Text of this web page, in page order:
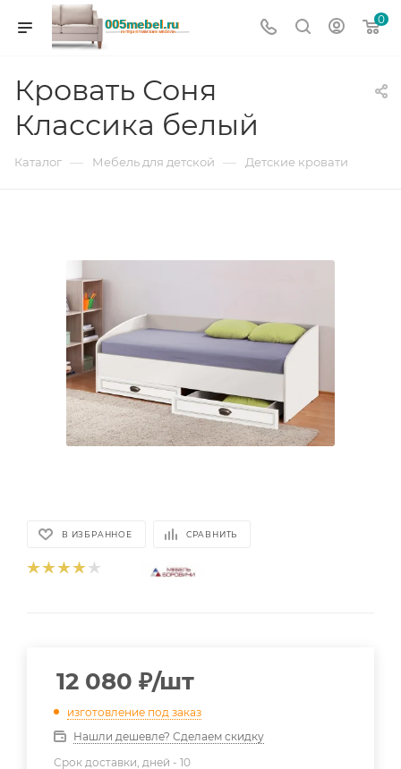
0
Кровать Соня
Классика белый
Каталог — Мебель для детской — Детские кровати
В ИЗБРАННОЕ СРАВНИТЬ
12 080 ₽/шт
изготовление под заказ
Нашли дешевле? Сделаем скидку
Срок доставки, дней - 10